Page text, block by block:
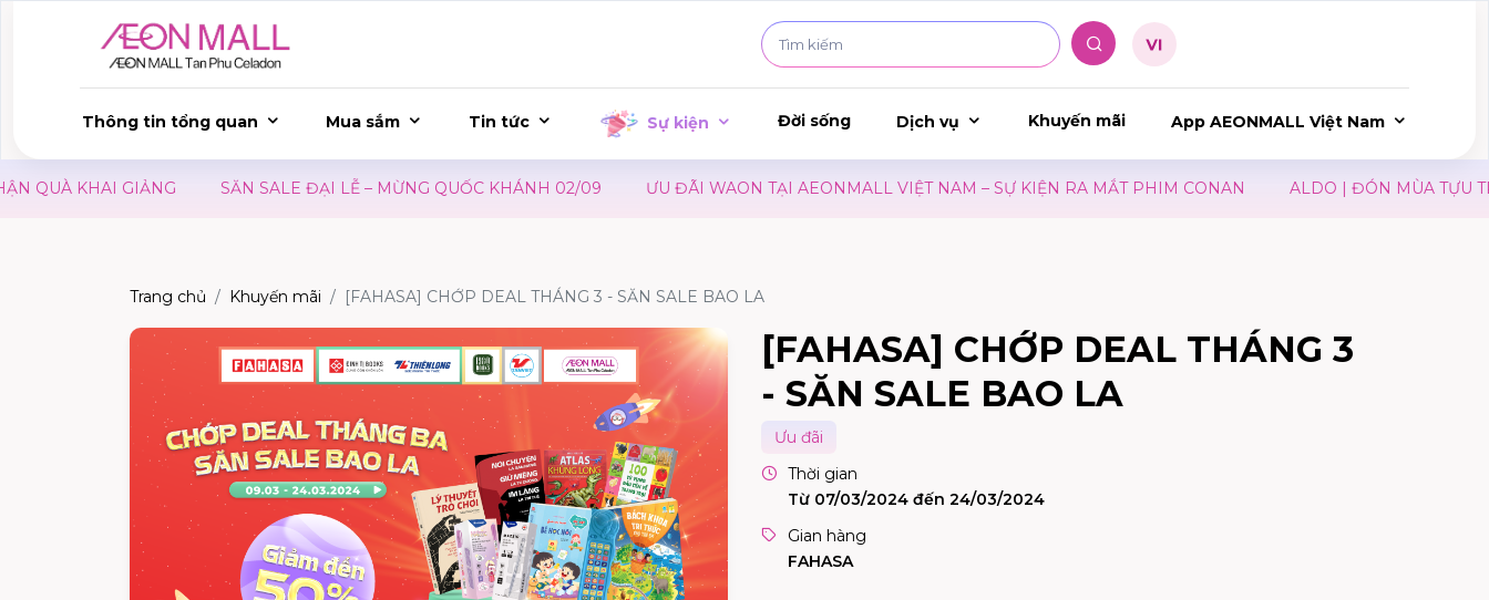
Thông tin tổng quan Mua sắm Tin tức Sự kiện Đời sống Dịch vụ Khuyến mãi App AEONMALL Việt Nam
KHAI GIẢNG SĂN SALE ĐẠI LỄ – MỪNG QUỐC KHÁNH 02/09 ƯU ĐÃI WAON TẠI AEONMALL VIỆT NAM – SỰ KIỆN RA MẮT PHIM CONAN ALDO | ĐÓN MÙA TỰU
Trang chủ Khuyến mãi [FAHASA] CHỚP DEAL THÁNG 3 - SĂN SALE BAO LA
[FAHASA] CHỚP DEAL THÁNG 3
- SĂN SALE BAO LA
Ưu đãi
Thời gian
Từ 07/03/2024 đến 24/03/2024
Gian hàng
FAHASA